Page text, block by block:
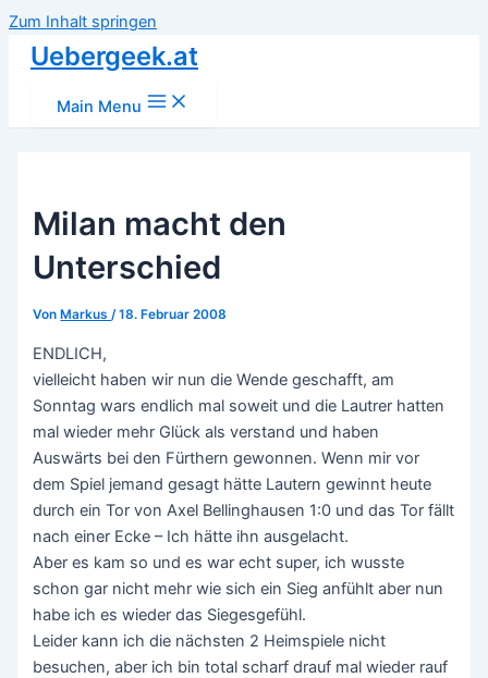
Zum Inhalt springen
Uebergeek.at
Main Menu
Milan macht den
Unterschied
Von Markus/18. Februar 2008
ENDLICH,
vielleicht haben wir nun die Wende geschafft, am
Sonntag wars endlich mal soweit und die Lautrer hatten
mal wieder mehr Glück als verstand und haben
Auswärts bei den Fürthern gewonnen. Wenn mir vor
dem Spiel jemand gesagt hätte Lautern gewinnt heute
durch ein Tor von Axel Bellinghausen 1:0 und das Tor fällt
nach einer Ecke – Ich hätte ihn ausgelacht.
Aber es kam so und es war echt super, ich wusste
schon gar nicht mehr wie sich ein Sieg anfühlt aber nun
habe ich es wieder das Siegesgefühl.
Leider kann ich die nächsten 2 Heimspiele nicht
besuchen, aber ich bin total scharf drauf mal wieder rauf